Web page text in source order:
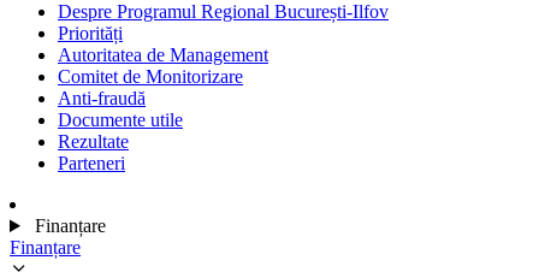
Despre Programul Regional București-Ilfov
Priorități
Autoritatea de Management
Comitet de Monitorizare
Anti-fraudă
Documente utile
Rezultate
Parteneri
Finanțare
Finanțare